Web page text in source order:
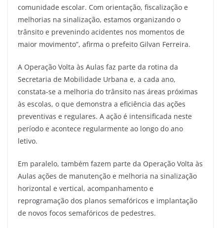
comunidade escolar. Com orientação, fiscalização e
melhorias na sinalização, estamos organizando o
trânsito e prevenindo acidentes nos momentos de
maior movimento”, afirma o prefeito Gilvan Ferreira.
A Operação Volta às Aulas faz parte da rotina da
Secretaria de Mobilidade Urbana e, a cada ano,
constata-se a melhoria do trânsito nas áreas próximas
às escolas, o que demonstra a eficiência das ações
preventivas e regulares. A ação é intensificada neste
período e acontece regularmente ao longo do ano
letivo.
Em paralelo, também fazem parte da Operação Volta às
Aulas ações de manutenção e melhoria na sinalização
horizontal e vertical, acompanhamento e
reprogramação dos planos semafóricos e implantação
de novos focos semafóricos de pedestres.